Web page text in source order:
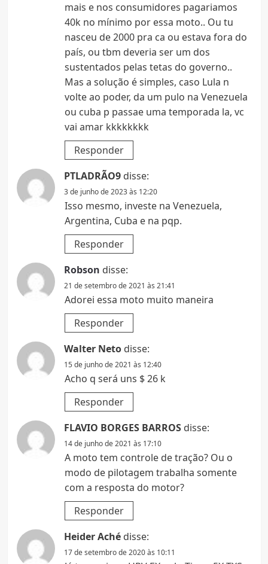
mais e nos consumidores pagariamos
40k no mínimo por essa moto.. Ou tu
nasceu de 2000 pra ca ou estava fora do
país, ou tbm deveria ser um dos
sustentados pelas tetas do governo..
Mas a solução é simples, caso Lula n
volte ao poder, da um pulo na Venezuela
ou cuba p passae uma temporada la, vc
vai amar kkkkkkkk
Responder
PTLADRÃO9 disse:
3 de junho de 2023 às 12:20
Isso mesmo, investe na Venezuela,
Argentina, Cuba e na pqp.
Responder
Robson disse:
21 de setembro de 2021 às 21:41
Adorei essa moto muito maneira
Responder
Walter Neto disse:
15 de junho de 2021 às 12:40
Acho q será uns $ 26 k
Responder
FLAVIO BORGES BARROS disse:
14 de junho de 2021 às 17:10
A moto tem controle de tração? Ou o
modo de pilotagem trabalha somente
com a resposta do motor?
Responder
Heider Aché disse:
17 de setembro de 2020 às 10:11